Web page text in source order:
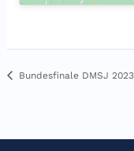
Bundesfinale DMSJ 2023